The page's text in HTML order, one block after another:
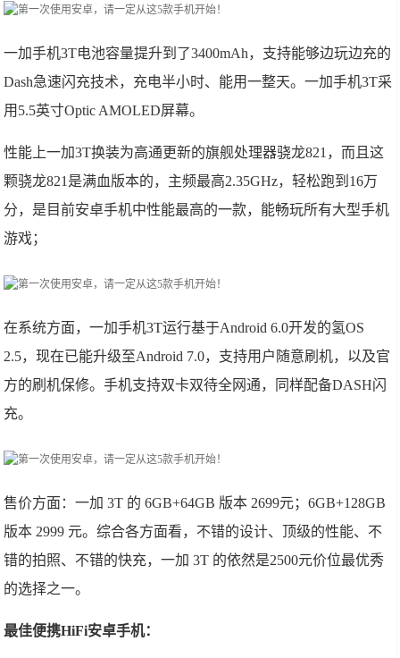
一加手机3T电池容量提升到了3400mAh，支持能够边玩边充的
Dash急速闪充技术，充电半小时、能用一整天。一加手机3T采
用5.5英寸Optic AMOLED屏幕。
性能上一加3T换装为高通更新的旗舰处理器骁龙821，而且这
颗骁龙821是满血版本的，主频最高2.35GHz，轻松跑到16万
分，是目前安卓手机中性能最高的一款，能畅玩所有大型手机
游戏；
在系统方面，一加手机3T运行基于Android 6.0开发的氢OS
2.5，现在已能升级至Android 7.0，支持用户随意刷机，以及官
方的刷机保修。手机支持双卡双待全网通，同样配备DASH闪
充。
售价方面：一加 3T 的 6GB+64GB 版本 2699元；6GB+128GB
版本 2999 元。综合各方面看，不错的设计、顶级的性能、不
错的拍照、不错的快充，一加 3T 的依然是2500元价位最优秀
的选择之一。
最佳便携HiFi安卓手机：